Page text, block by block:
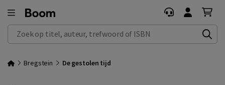
Zoek op titel, auteur, trefwoord of ISBN
Bregstein De gestolen tijd